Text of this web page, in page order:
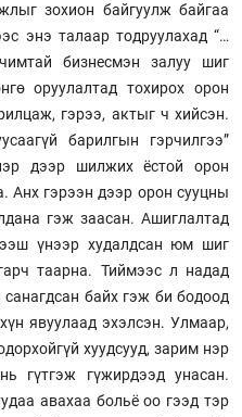
зохион байгуулж байгаа
энэ талаар тодруулахад “…
бизнесмэн залуу шиг
оруулалтад тохирох орон
гэрээ, актыг ч хийсэн.
барилгын гэрчилгээ”
дээр шилжих ёстой орон
Анх гэрээн дээр орон сууцны
гэж заасан. Ашиглалтад
үнээр худалдсан юм шиг
таарна. Тиймээс л надад
байх гэж би бодоод
явуулаад эхэлсэн. Улмаар,
хуудсууд, зарим нэр
гүтгэж гүжирдээд унасан.
авахаа больё оо гээд тэр